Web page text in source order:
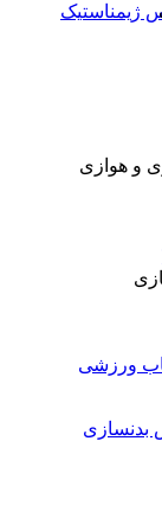
ژیمناستیک
و هوازی
ورزشی